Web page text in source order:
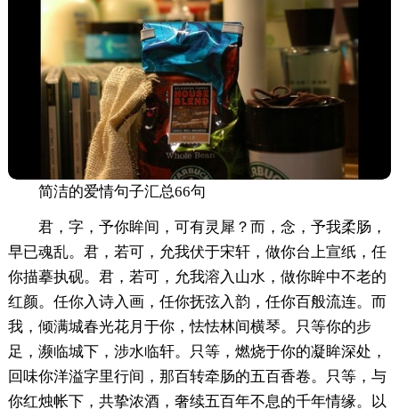
简洁的爱情句子汇总66句
君，字，予你眸间，可有灵犀？而，念，予我柔肠，
早已魂乱。君，若可，允我伏于宋轩，做你台上宣纸，任
你描摹执砚。君，若可，允我溶入山水，做你眸中不老的
红颜。任你入诗入画，任你抚弦入韵，任你百般流连。而
我，倾满城春光花月于你，怯怯林间横琴。只等你的步
足，濒临城下，涉水临轩。只等，燃烧于你的凝眸深处，
回味你洋溢字里行间，那百转牵肠的五百香卷。只等，与
你红烛帐下，共挚浓酒，奢续五百年不息的千年情缘。以